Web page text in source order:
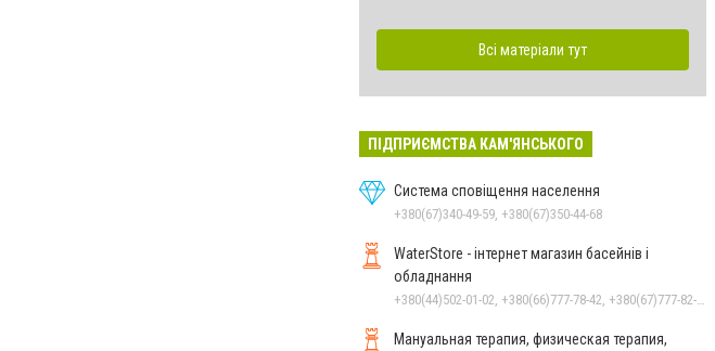
Всі матеріали тут
ПІДПРИЄМСТВА КАМ'ЯНСЬКОГО
Система сповіщення населення
+380(67)340-49-59, +380(67)350-44-68
WaterStore - інтернет магазин басейнів і
обладнання
Мануальная терапия, физическая терапия,